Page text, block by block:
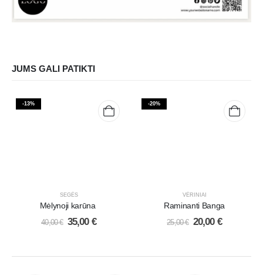
JUMS GALI PATIKTI
-13%
SEGĖS
Mėlynoji karūna
40,00€ 35,00 €
-20%
VĖRINIAI
Raminanti Banga
25,00€ 20,00 €